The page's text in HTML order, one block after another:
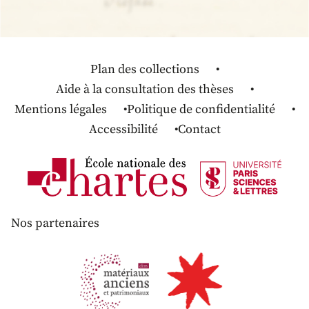
Plan des collections
Aide à la consultation des thèses
Mentions légales
Politique de confidentialité
Accessibilité
Contact
Nos partenaires